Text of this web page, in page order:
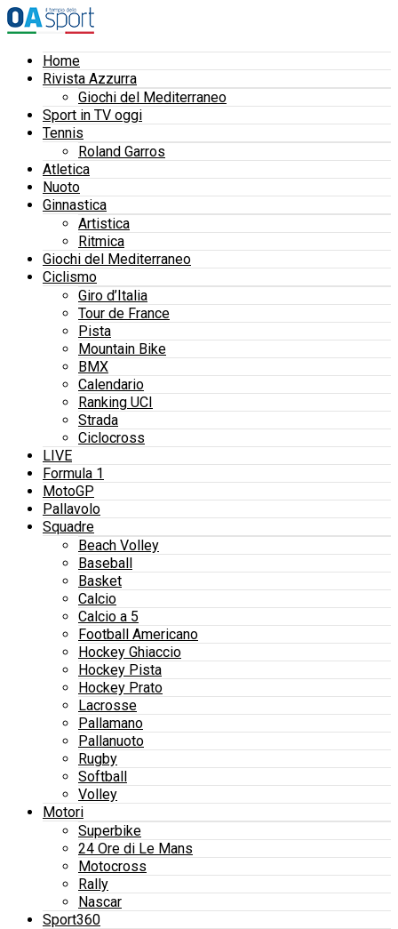
Home
Rivista Azzurra
Giochi del Mediterraneo
Sport in TV oggi
Tennis
Roland Garros
Atletica
Nuoto
Ginnastica
Artistica
Ritmica
Giochi del Mediterraneo
Ciclismo
Giro d’Italia
Tour de France
Pista
Mountain Bike
BMX
Calendario
Ranking UCI
Strada
Ciclocross
LIVE
Formula 1
MotoGP
Pallavolo
Squadre
Beach Volley
Baseball
Basket
Calcio
Calcio a 5
Football Americano
Hockey Ghiaccio
Hockey Pista
Hockey Prato
Lacrosse
Pallamano
Pallanuoto
Rugby
Softball
Volley
Motori
Superbike
24 Ore di Le Mans
Motocross
Rally
Nascar
Sport360